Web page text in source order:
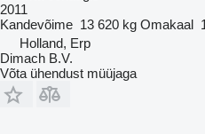
2011
Kandevõime 13 620 kg Omakaal
Holland, Erp
Dimach B.V.
Võta ühendust müüjaga